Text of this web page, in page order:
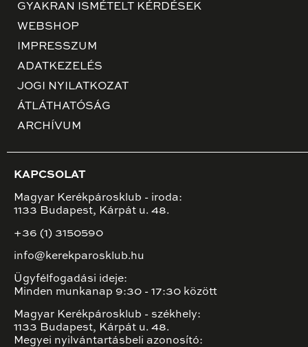
GYAKRAN ISMÉTELT KÉRDÉSEK
WEBSHOP
IMPRESSZUM
ADATKEZELÉS
JOGI NYILATKOZAT
ÁTLÁTHATÓSÁG
ARCHÍVUM
KAPCSOLAT
Magyar Kerékpárosklub - iroda:
1133 Budapest, Kárpát u. 48.
+36 (1) 3150590
info@kerekparosklub.hu
Ügyfélfogadási ideje:
Minden munkanap 9:30 - 17:30 között
Magyar Kerékpárosklub - székhely:
1133 Budapest, Kárpát u. 48.
Megyei nyilvántartásbeli azonosító: